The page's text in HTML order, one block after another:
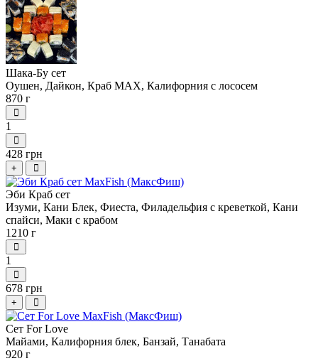
Шака-Бу сет
Оушен, Дайкон, Краб MAX, Калифорния с лососем
870 г
1
428 грн
+
Эби Краб сет
Изуми, Кани Блек, Фиеста, Филадельфия с креветкой, Кани
спайси, Маки с крабом
1210 г
1
678 грн
+
Сет For Love
Майами, Калифорния блек, Банзай, Танабата
920 г